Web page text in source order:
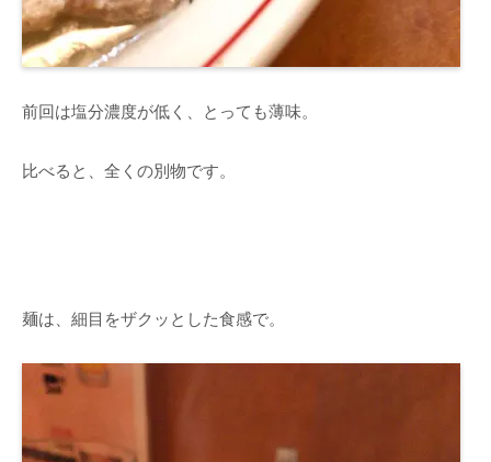
前回は塩分濃度が低く、とっても薄味。
比べると、全くの別物です。
麺は、細目をザクッとした食感で。